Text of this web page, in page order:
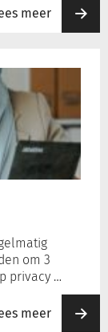
meer
om 3
privacy …
meer